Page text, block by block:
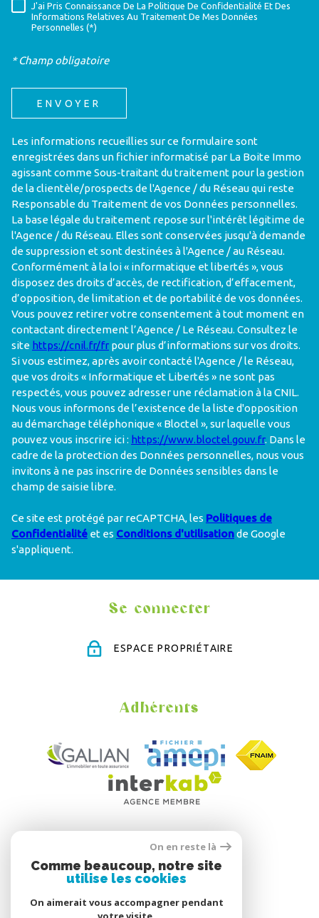
RÈGLEMENTATION
J'ai Pris Connaissance De La Politique De Confidentialité Et Des
Informations Relatives Au Traitement De Mes Données
Personnelles (*)
* Champ obligatoire
ENVOYER
Les informations recueillies sur ce formulaire sont
enregistrées dans un fichier informatisé par La Boite Immo
agissant comme Sous-traitant du traitement pour la gestion
de la clientèle/prospects de l'Agence / du Réseau qui reste
Responsable du Traitement de vos Données personnelles.
La base légale du traitement repose sur l'intérêt légitime de
l'Agence / du Réseau. Elles sont conservées jusqu'à demande
de suppression et sont destinées à l'Agence / au Réseau.
Conformément à la loi « informatique et libertés », vous
disposez des droits d’accès, de rectification, d’effacement,
d’opposition, de limitation et de portabilité de vos données.
Vous pouvez retirer votre consentement à tout moment en
contactant directement l’Agence / Le Réseau. Consultez le
site https://cnil.fr/fr pour plus d’informations sur vos droits.
Si vous estimez, après avoir contacté l'Agence / le Réseau,
que vos droits « Informatique et Libertés » ne sont pas
respectés, vous pouvez adresser une réclamation à la CNIL.
Nous vous informons de l’existence de la liste d'opposition
au démarchage téléphonique « Bloctel », sur laquelle vous
pouvez vous inscrire ici : https://www.bloctel.gouv.fr. Dans le
cadre de la protection des Données personnelles, nous vous
invitons à ne pas inscrire de Données sensibles dans le
champ de saisie libre.
Ce site est protégé par reCAPTCHA, les Politiques de
Confidentialité et es Conditions d'utilisationde Google
s'appliquent.
Se connecter
ESPACE PROPRIÉTAIRE
Adhérents
On en reste là
Comme beaucoup, notre site
utilise les cookies
On aimerait vous accompagner pendant